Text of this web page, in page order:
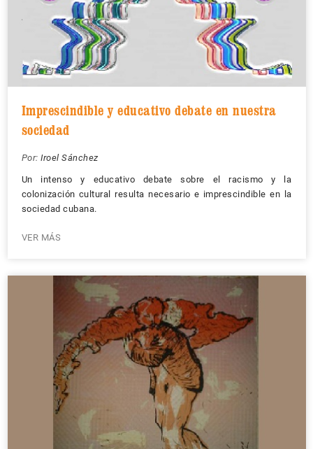
Imprescindible y educativo debate en nuestra
sociedad
Por: Iroel Sánchez
Un intenso y educativo debate sobre el racismo y la
colonización cultural resulta necesario e imprescindible en la
sociedad cubana.
VER MÁS